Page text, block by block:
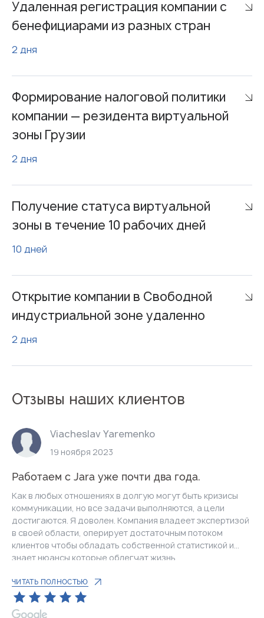
Удаленная регистрация компании с
бенефициарами из разных стран
2 дня
Формирование налоговой политики
компании — резидента виртуальной
зоны Грузии
2 дня
Получение статуса виртуальной
зоны в течение 10 рабочих дней
10 дней
Открытие компании в Свободной
индустриальной зоне удаленно
2 дня
Отзывы наших клиентов
Viacheslav Yaremenko
19 ноября 2023
Работаем с Jara уже почти два года.
Как в любых отношениях в долгую могут быть кризисы
коммуникации, но все задачи выполняются, а цели
достигаются. Я доволен. Компания владеет экспертизой
в своей области, оперирует достаточным потоком
клиентов чтобы обладать собственной статистикой и
знает нюансы которые облегчат жизнь.
ЧИТАТЬ ПОЛНОСТЬЮ